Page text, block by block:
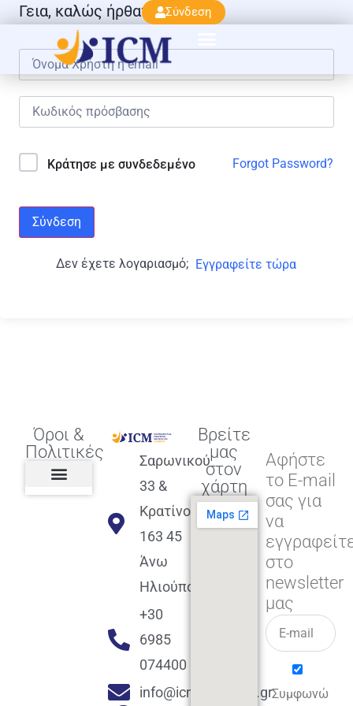
Σύνδεση
Γεια, καλώς ήρθατε πάλι!
Κράτησε με συνδεδεμένο Forgot Password?
Σύνδεση
Δεν έχετε λογαριασμό; Εγγραφείτε τώρα
Όροι &
Πολιτικές
Σαρωνικού
33 &
Κρατίνου
163 45
Άνω
Ηλιούπολη
+30
6985
074400
info@icmacademy.gr
Βρείτε
μας
στον
χάρτη
Αφήστε
το E-mail
σας για
να
στο
newsletter
μας
Συμφωνώ